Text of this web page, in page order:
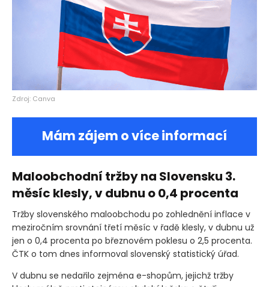
Zdroj: Canva
Mám zájem o více informací
Maloobchodní tržby na Slovensku 3.
měsíc klesly, v dubnu o 0,4 procenta
Tržby slovenského maloobchodu po zohlednění inflace v
meziročním srovnání třetí měsíc v řadě klesly, v dubnu už
jen o 0,4 procenta po březnovém poklesu o 2,5 procenta.
ČTK o tom dnes informoval slovenský statistický úřad.
V dubnu se nedařilo zejména e-shopům, jejichž tržby